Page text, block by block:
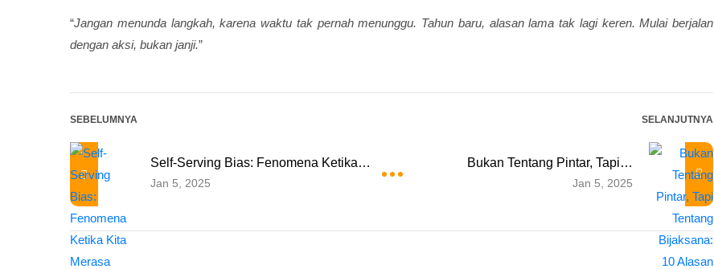
“Jangan menunda langkah, karena waktu tak pernah menunggu. Tahun baru, alasan lama tak lagi keren. Mulai berjalan
dengan aksi, bukan janji.”
SEBELUMNYA
Self-Serving Bias: Fenomena Ketika…
Jan 5, 2025
SELANJUTNYA
Bukan Tentang Pintar, Tapi…
Jan 5, 2025